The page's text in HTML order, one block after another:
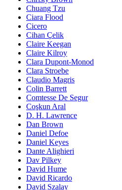
Chuang Tzu
Ciara Flood
Cicero
Cihan Çelik
Claire Keegan
Claire Kilroy
Clara Dupont-Monod
Clara Stroebe
Claudio Magris
Colin Barrett
Comtesse De Segur
Coşkun Aral
D. H. Lawrence
Dan Brown
Daniel Defoe
Daniel Keyes
Dante Alighieri
Dav Pilkey
David Hume
David Ricardo
David Szalay